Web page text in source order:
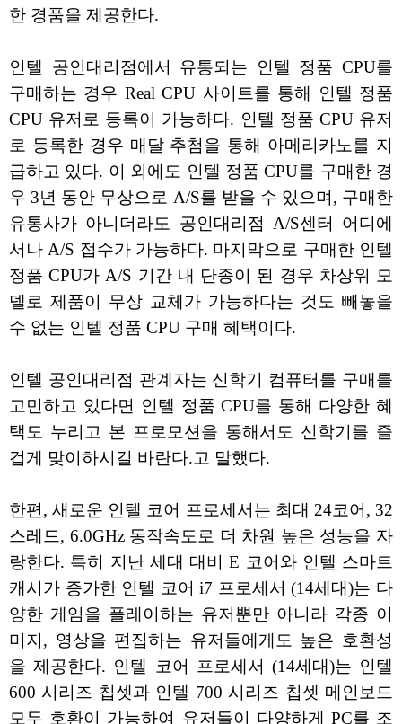
한 경품을 제공한다.
인텔 공인대리점에서 유통되는 인텔 정품 CPU를
구매하는 경우 Real CPU 사이트를 통해 인텔 정품
CPU 유저로 등록이 가능하다. 인텔 정품 CPU 유저
로 등록한 경우 매달 추첨을 통해 아메리카노를 지
급하고 있다. 이 외에도 인텔 정품 CPU를 구매한 경
우 3년 동안 무상으로 A/S를 받을 수 있으며, 구매한
유통사가 아니더라도 공인대리점 A/S센터 어디에
서나 A/S 접수가 가능하다. 마지막으로 구매한 인텔
정품 CPU가 A/S 기간 내 단종이 된 경우 차상위 모
델로 제품이 무상 교체가 가능하다는 것도 빼놓을
수 없는 인텔 정품 CPU 구매 혜택이다.
인텔 공인대리점 관계자는 신학기 컴퓨터를 구매를
고민하고 있다면 인텔 정품 CPU를 통해 다양한 혜
택도 누리고 본 프로모션을 통해서도 신학기를 즐
겁게 맞이하시길 바란다.고 말했다.
한편, 새로운 인텔 코어 프로세서는 최대 24코어, 32
스레드, 6.0GHz 동작속도로 더 차원 높은 성능을 자
랑한다. 특히 지난 세대 대비 E 코어와 인텔 스마트
캐시가 증가한 인텔 코어 i7 프로세서 (14세대)는 다
양한 게임을 플레이하는 유저뿐만 아니라 각종 이
미지, 영상을 편집하는 유저들에게도 높은 호환성
을 제공한다. 인텔 코어 프로세서 (14세대)는 인텔
600 시리즈 칩셋과 인텔 700 시리즈 칩셋 메인보드
모두 호환이 가능하여 유저들이 다양하게 PC를 조